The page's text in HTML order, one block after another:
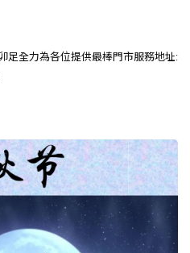
足全力為各位提供最棒門市服務地址: